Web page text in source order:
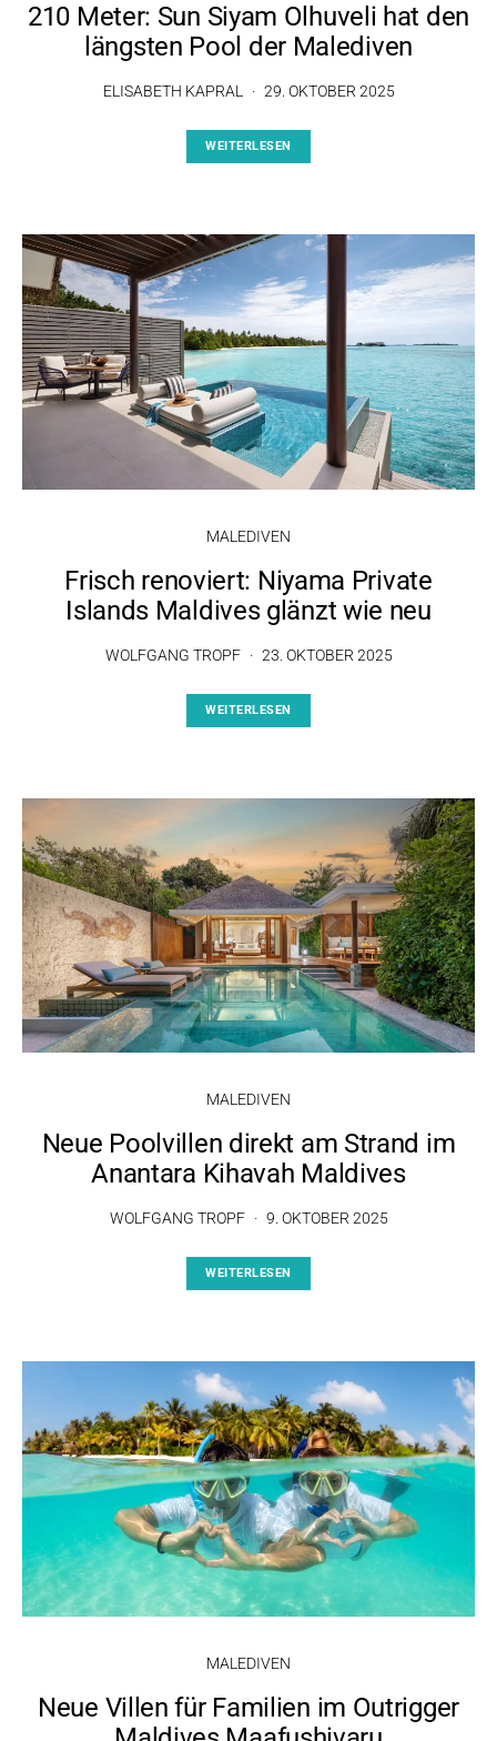
210 Meter: Sun Siyam Olhuveli hat den
längsten Pool der Malediven
ELISABETH KAPRAL 29. OKTOBER 2025
WEITERLESEN
MALEDIVEN
Frisch renoviert: Niyama Private
Islands Maldives glänzt wie neu
WOLFGANG TROPF 23. OKTOBER 2025
WEITERLESEN
MALEDIVEN
Neue Poolvillen direkt am Strand im
Anantara Kihavah Maldives
WOLFGANG TROPF 9. OKTOBER 2025
WEITERLESEN
MALEDIVEN
Neue Villen für Familien im Outrigger